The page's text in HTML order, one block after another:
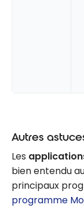
Autres
Les
bien entendu
principaux
programme